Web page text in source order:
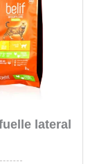
lateral